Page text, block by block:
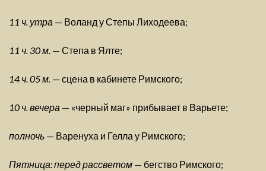
11 ч. утра — Воланд у Степы Лиходеева;
11 ч. 30 м. — Степа в Ялте;
14 ч. 05 м. — сцена в кабинете Римского;
10 ч. вечера — «черный маг» прибывает в Варьете;
полночь — Варенуха и Гелла у Римского;
Пятница: перед рассветом — бегство Римского;